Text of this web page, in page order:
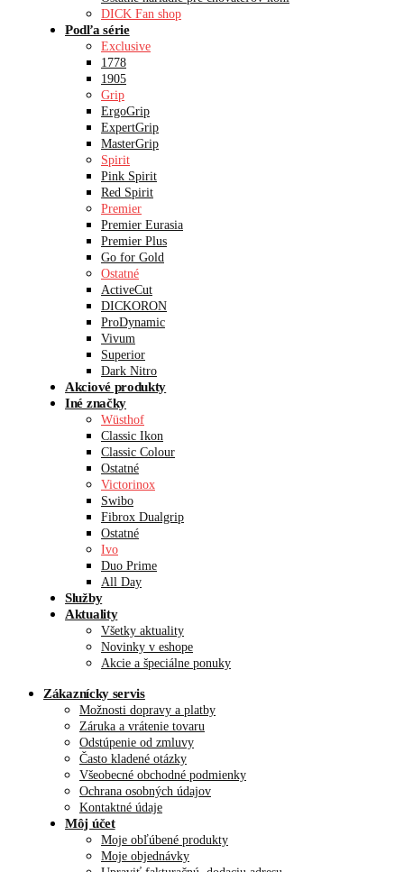
DICK Fan shop
Podľa série
Exclusive
1778
1905
Grip
ErgoGrip
ExpertGrip
MasterGrip
Spirit
Pink Spirit
Red Spirit
Premier
Premier Eurasia
Premier Plus
Go for Gold
Ostatné
ActiveCut
DICKORON
ProDynamic
Vivum
Superior
Dark Nitro
Akciové produkty
Iné značky
Wüsthof
Classic Ikon
Classic Colour
Ostatné
Victorinox
Swibo
Fibrox Dualgrip
Ostatné
Ivo
Duo Prime
All Day
Služby
Aktuality
Všetky aktuality
Novinky v eshope
Akcie a špeciálne ponuky
Zákaznícky servis
Možnosti dopravy a platby
Záruka a vrátenie tovaru
Odstúpenie od zmluvy
Často kladené otázky
Všeobecné obchodné podmienky
Ochrana osobných údajov
Kontaktné údaje
Môj účet
Moje obľúbené produkty
Moje objednávky